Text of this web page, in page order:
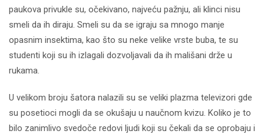
paukova privukle su, očekivano, najveću pažnju, ali klinci nisu
smeli da ih diraju. Smeli su da se igraju sa mnogo manje
opasnim insektima, kao što su neke velike vrste buba, te su
studenti koji su ih izlagali dozvoljavali da ih mališani drže u
rukama.
U velikom broju šatora nalazili su se veliki plazma televizori gde
su posetioci mogli da se okušaju u naučnom kvizu. Koliko je to
bilo zanimlivo svedoče redovi ljudi koji su čekali da se oprobaju i